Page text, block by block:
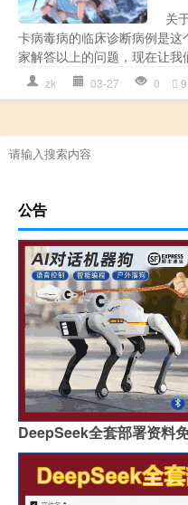
关
卡病毒病的临床诊断病例是
家解答以上的问题，现在让
zk 03-27 0
公告
DeepSeek全套部署资料